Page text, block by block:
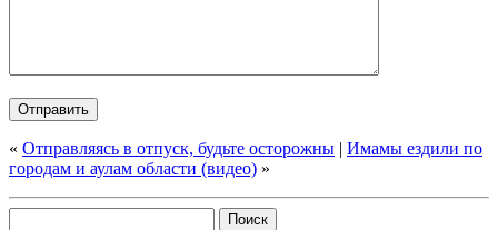
« Отправляясь в отпуск, будьте осторожны | Имамы ездили по
городам и аулам области (видео) »